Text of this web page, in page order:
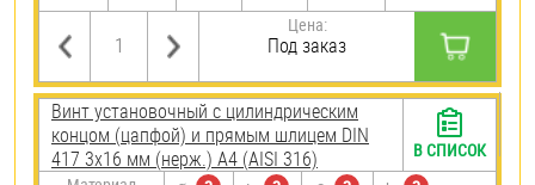
Цена:
Под заказ
Винт установочный с цилиндрическим
концом (цапфой) и прямым шлицем DIN
417 3х16 мм (нерж.) A4 (AISI 316)
В СПИСОК